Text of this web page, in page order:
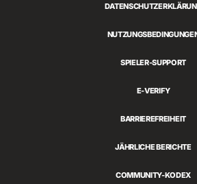
SPIELER-SUPPORT
E-VERIFY
BARRIEREFREIHEIT
JÄHRLICHE BERICHTE
COMMUNITY-KODEX